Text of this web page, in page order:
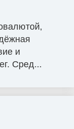
и
Сред...